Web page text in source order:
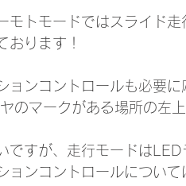
モトモードではスライド
おります！
ョンコントロールも必要
のマークがある場所の左
ですが、走行モードは
ョンコントロールについ